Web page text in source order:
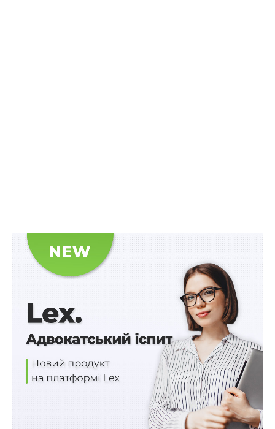
громадянства дозволяє зберігати первинний паспорт
без необхідності відмови від нього.
Паралельно змінюється і міжнародне сприйняття
країни. Якщо раніше Румунія асоціювалася
переважно з аграрним сектором, то нині її дедалі
частіше називають перспективним напрямом у сфері
Digital & Tech. Згідно з даними Global Soft Power Index
2026, країна піднялася на 53-тє місце у світі за
показником «м’якої сили», а також зайняла 44-те
місце у глобальному технологічному рейтингу.
Зростання індексу довіри до Румунії (Trustworthiness)
на 21 позицію експерти пов’язують із активною